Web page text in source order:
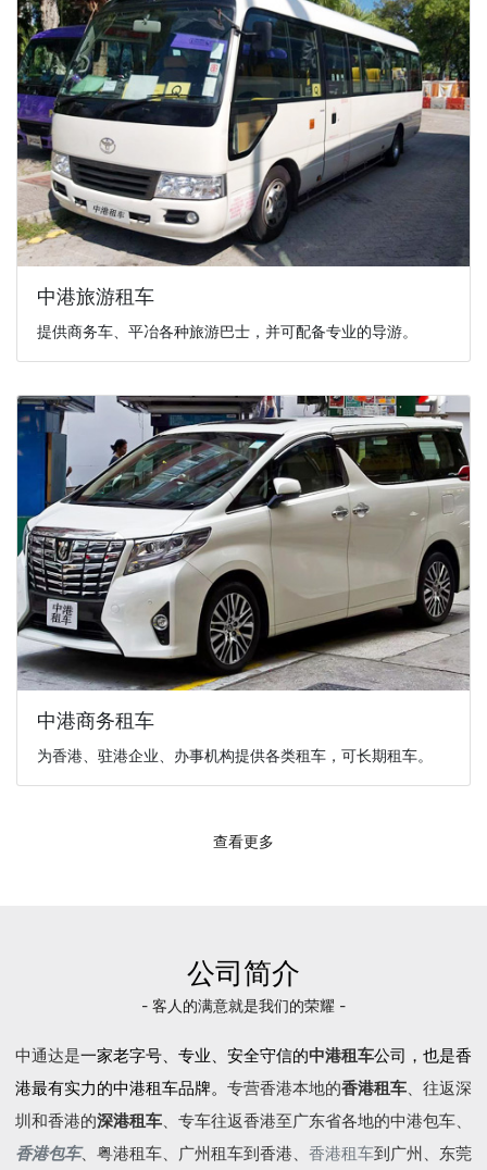
中港旅游租车
提供商务车、平冶各种旅游巴士，并可配备专业的导游。
中港商务租车
为香港、驻港企业、办事机构提供各类租车，可长期租车。
查看更多
公司简介
- 客人的满意就是我们的荣耀 -
中通达是一家老字号、专业、安全守信的中港租车公司，也是香
港最有实力的中港租车品牌。 专营香港本地的香港租车、往返深
圳和香港的深港租车、专车往返香港至广东省各地的中港包车、
香港包车、 粤港租车、广州租车到香港、 香港租车到广州、东莞